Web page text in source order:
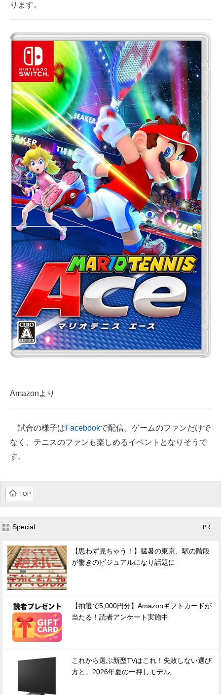
ります。
Amazonより
試合の様子はFacebookで配信。ゲームのファンだけで
なく、テニスのファンも楽しめるイベントとなりそうで
す。
TOP
Special - PR -
【思わず見ちゃう！】猛暑の東京、駅の階段
が驚きのビジュアルになり話題に
【抽選で5,000円分】Amazonギフトカードが
当たる！読者アンケート実施中
これから選ぶ新型TVはこれ！失敗しない選び
方と、2026年夏の一押しモデル